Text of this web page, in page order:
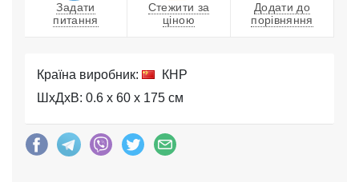
Задати
питання
Стежити за
ціною
Додати до
порівняння
Країна виробник:
КНР
ШхДхВ: 0.6 x 60 x 175 см